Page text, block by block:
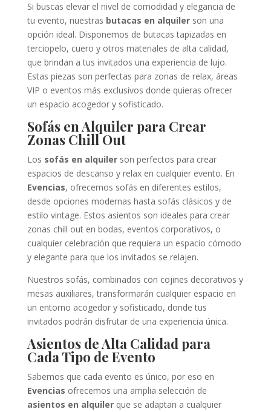
Si buscas elevar el nivel de comodidad y elegancia de
tu evento, nuestras butacas en alquilerson una
opción ideal. Disponemos de butacas tapizadas en
terciopelo, cuero y otros materiales de alta calidad,
que brindan a tus invitados una experiencia de lujo.
Estas piezas son perfectas para zonas de relax, áreas
VIP o eventos más exclusivos donde quieras ofrecer
un espacio acogedor y sofisticado.
Sofás en Alquiler para Crear
Zonas Chill Out
Los sofás en alquilerson perfectos para crear
espacios de descanso y relax en cualquier evento. En
Evencias, ofrecemos sofás en diferentes estilos,
desde opciones modernas hasta sofás clásicos y de
estilo vintage. Estos asientos son ideales para crear
zonas chill out en bodas, eventos corporativos, o
cualquier celebración que requiera un espacio cómodo
y elegante para que los invitados se relajen.
Nuestros sofás, combinados con cojines decorativos y
mesas auxiliares, transformarán cualquier espacio en
un entorno acogedor y sofisticado, donde tus
invitados podrán disfrutar de una experiencia única.
Asientos de Alta Calidad para
Cada Tipo de Evento
Sabemos que cada evento es único, por eso en
Evencias ofrecemos una amplia selección de
asientos en alquilerque se adaptan a cualquier